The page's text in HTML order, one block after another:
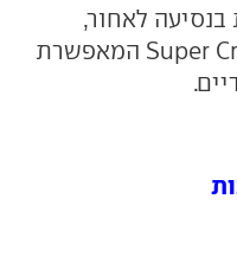
בנסיעה לאחור,
ובנוסף תוצע מערכת ה-Super Cruise המאפשרת